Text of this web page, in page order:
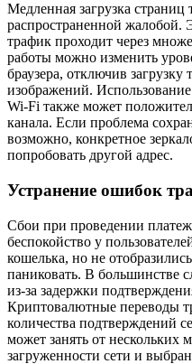
Медленная загрузка страниц
распространенной жалобой.
трафик проходит через
работы можно изменить
браузера, отключив
изображений.
Wi-Fi также может
канала. Если проблема
возможно, конкретное
попробовать другой адрес.
Устранение ошибок
Сбои при проведении
беспокойство у
кошелька, но не
паниковать. В большинстве
из-за задержки
Криптовалютные переводы
количества подтверждений
может занять от нескольких
загруженности сети и